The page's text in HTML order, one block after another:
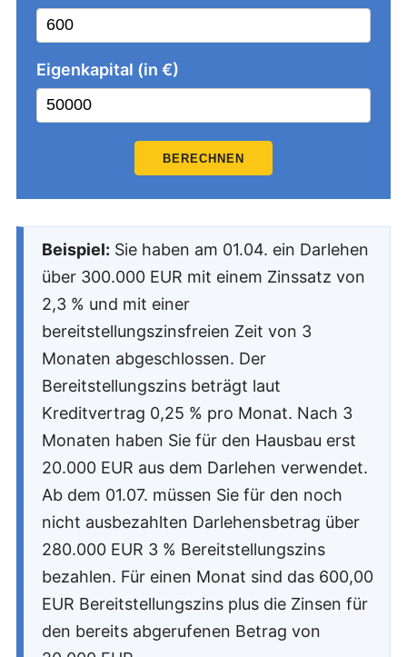
Eigenkapital (in €)
BERECHNEN
Beispiel: Sie haben am 01.04. ein Darlehen
über 300.000 EUR mit einem Zinssatz von
2,3 % und mit einer
bereitstellungszinsfreien Zeit von 3
Monaten abgeschlossen. Der
Bereitstellungszins beträgt laut
Kreditvertrag 0,25 % pro Monat. Nach 3
Monaten haben Sie für den Hausbau erst
20.000 EUR aus dem Darlehen verwendet.
Ab dem 01.07. müssen Sie für den noch
nicht ausbezahlten Darlehensbetrag über
280.000 EUR 3 % Bereitstellungszins
bezahlen. Für einen Monat sind das 600,00
EUR Bereitstellungszins plus die Zinsen für
den bereits abgerufenen Betrag von